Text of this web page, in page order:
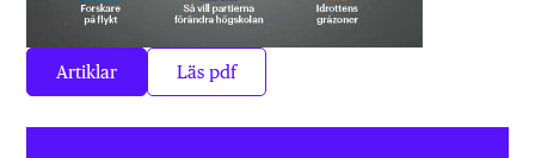
Artiklar Läs pdf